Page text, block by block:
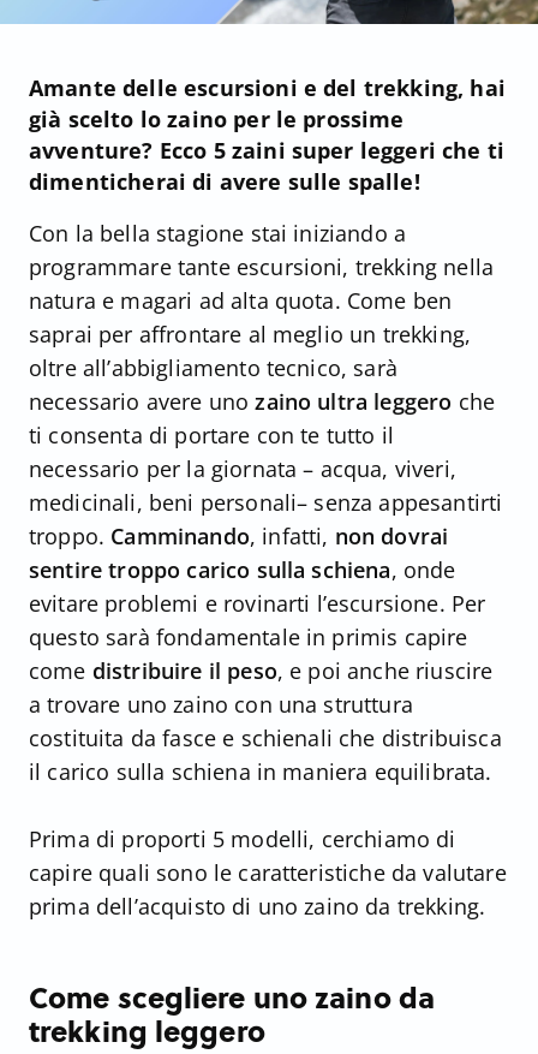
Amante delle escursioni e del trekking, hai
già scelto lo zaino per le prossime
avventure? Ecco 5 zaini super leggeri che ti
dimenticherai di avere sulle spalle!
Con la bella stagione stai iniziando a
programmare tante escursioni, trekking nella
natura e magari ad alta quota. Come ben
saprai per affrontare al meglio un trekking,
oltre all’abbigliamento tecnico, sarà
necessario avere unozaino ultra leggero che
ti consenta di portare con te tutto il
necessario per la giornata – acqua, viveri,
medicinali, beni personali– senza appesantirti
troppo. Camminando, infatti, non dovrai
sentire troppo carico sulla schiena, onde
evitare problemi e rovinarti l’escursione. Per
questo sarà fondamentale in primis capire
come distribuire il peso, e poi anche riuscire
a trovare uno zaino con una struttura
costituita da fasce e schienali che distribuisca
il carico sulla schiena in maniera equilibrata.
Prima di proporti 5 modelli, cerchiamo di
capire quali sono le caratteristiche da valutare
prima dell’acquisto di uno zaino da trekking.
Come scegliere uno zaino da
trekking leggero